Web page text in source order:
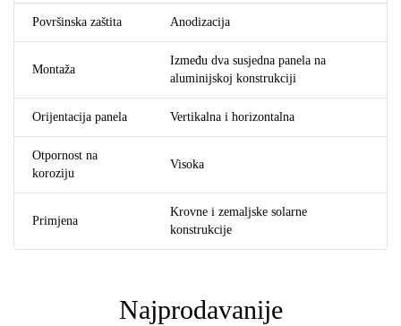
Površinska zaštita Anodizacija
Montaža
Između dva susjedna panela na
aluminijskoj konstrukciji
Orijentacija panela Vertikalna i horizontalna
Otpornost na
koroziju
Visoka
Primjena
Krovne i zemaljske solarne
konstrukcije
Najprodavanije